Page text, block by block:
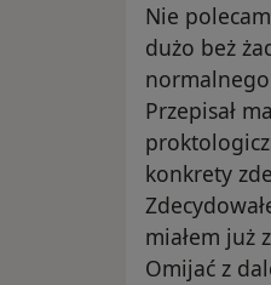
Nie
dużo beż
Przepisał
konkrety
miałem już
Omijać z